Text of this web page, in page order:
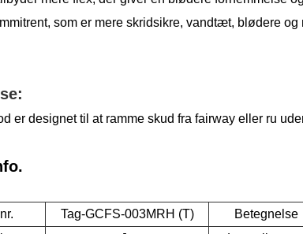
som er mere skridsikre, vandtæt, blødere
er designet til at ramme skud fra fairway eller ru
Tag-GCFS-003MRH (T) Betegnelse